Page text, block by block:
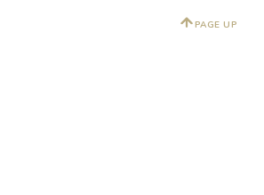
PAGE UP